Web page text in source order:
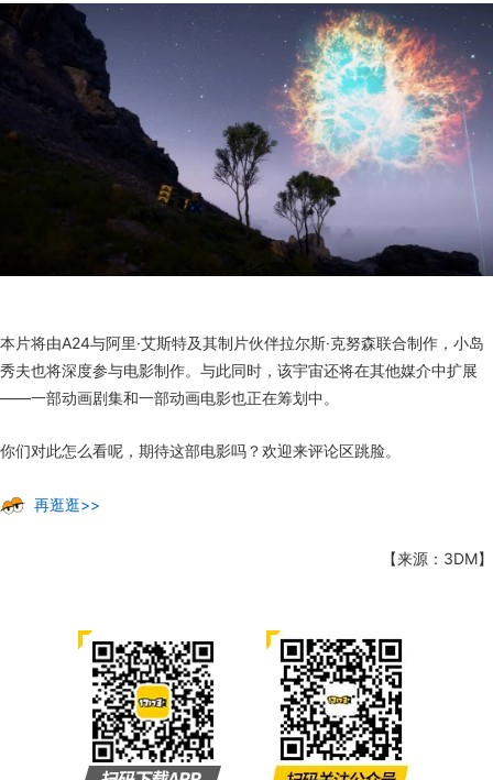
本片将由A24与阿里·艾斯特及其制片伙伴拉尔斯·克努森联合制作，小岛
秀夫也将深度参与电影制作。与此同时，该宇宙还将在其他媒介中扩展
——一部动画剧集和一部动画电影也正在筹划中。
你们对此怎么看呢，期待这部电影吗？欢迎来评论区跳脸。
再逛逛>>
【来源：3DM】